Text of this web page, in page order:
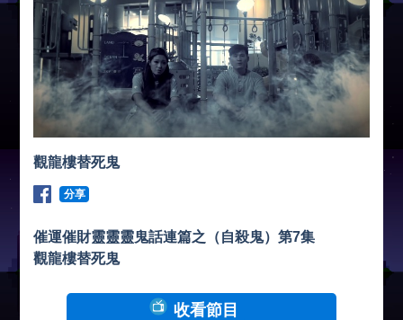
觀龍樓替死鬼
分享
催運催財靈靈靈鬼話連篇之（自殺鬼）第7集
觀龍樓替死鬼
收看節目